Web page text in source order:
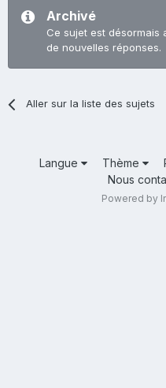
Archivé
Ce sujet est
de nouvelles réponses.
Aller sur la liste des sujets
Langue Thème
Nous
Powered by